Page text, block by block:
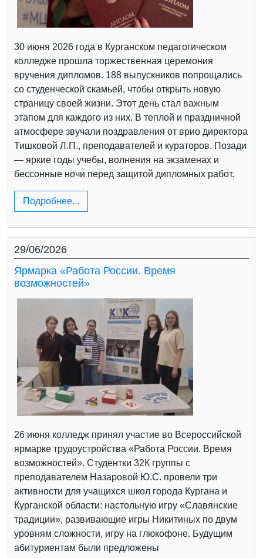
30 июня 2026 года в Курганском педагогическом
колледже прошла торжественная церемония
вручения дипломов. 188 выпускников попрощались
со студенческой скамьей, чтобы открыть новую
страницу своей жизни. Этот день стал важным
этапом для каждого из них. В теплой и праздничной
атмосфере звучали поздравления от врио директора
Тишковой Л.П., преподавателей и кураторов. Позади
— яркие годы учебы, волнения на экзаменах и
бессонные ночи перед защитой дипломных работ.
Подробнее...
29/06/2026
Ярмарка «Работа России. Время
возможностей»
26 июня колледж принял участие во Всероссийской
ярмарке трудоустройства «Работа России. Время
возможностей». Студентки 32К группы с
преподавателем Назаровой Ю.С. провели три
активности для учащихся школ города Кургана и
Курганской области: настольную игру «Славянские
традиции», развивающие игры Никитиных по двум
уровням сложности, игру на глюкофоне. Будущим
абитуриентам были предложены